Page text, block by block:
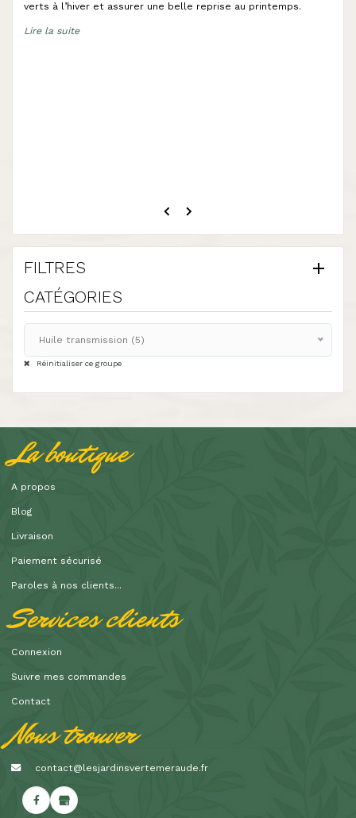
verts à l’hiver et assurer une belle reprise au printemps.
Lire la suite
FILTRES
CATÉGORIES
Huile transmission (5)
Tous
Accueil (5)
Réinitialiser ce groupe
La boutique
A propos
Blog
Livraison
Paiement sécurisé
Paroles à nos clients...
Services clients
Connexion
Suivre mes commandes
Contact
Nous trouver
contact@lesjardinsvertemeraude.fr